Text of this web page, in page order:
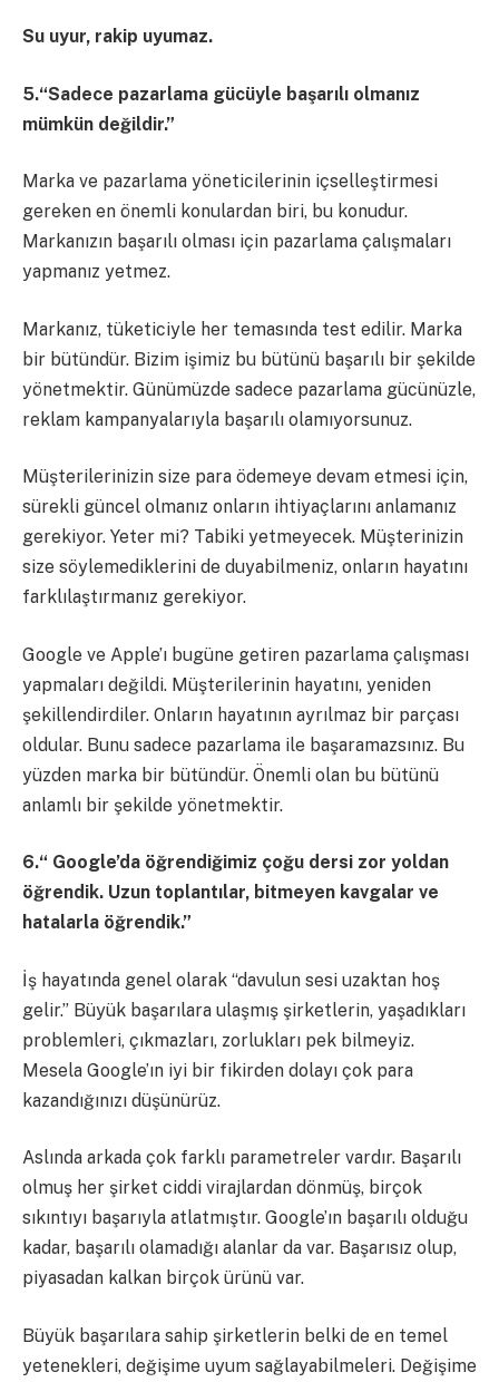
Su uyur, rakip uyumaz.
5.“Sadece pazarlama gücüyle başarılı olmanız
mümkün değildir.”
Marka ve pazarlama yöneticilerinin içselleştirmesi
gereken en önemli konulardan biri, bu konudur.
Markanızın başarılı olması için pazarlama çalışmaları
yapmanız yetmez.
Markanız, tüketiciyle her temasında test edilir. Marka
bir bütündür. Bizim işimiz bu bütünü başarılı bir şekilde
yönetmektir. Günümüzde sadece pazarlama gücünüzle,
reklam kampanyalarıyla başarılı olamıyorsunuz.
Müşterilerinizin size para ödemeye devam etmesi için,
sürekli güncel olmanız onların ihtiyaçlarını anlamanız
gerekiyor. Yeter mi? Tabiki yetmeyecek. Müşterinizin
size söylemediklerini de duyabilmeniz, onların hayatını
farklılaştırmanız gerekiyor.
Google ve Apple’ı bugüne getiren pazarlama çalışması
yapmaları değildi. Müşterilerinin hayatını, yeniden
şekillendirdiler. Onların hayatının ayrılmaz bir parçası
oldular. Bunu sadece pazarlama ile başaramazsınız. Bu
yüzden marka bir bütündür. Önemli olan bu bütünü
anlamlı bir şekilde yönetmektir.
6.“ Google’da öğrendiğimiz çoğu dersi zor yoldan
öğrendik. Uzun toplantılar, bitmeyen kavgalar ve
hatalarla öğrendik.”
İş hayatında genel olarak “davulun sesi uzaktan hoş
gelir.” Büyük başarılara ulaşmış şirketlerin, yaşadıkları
problemleri, çıkmazları, zorlukları pek bilmeyiz.
Mesela Google’ın iyi bir fikirden dolayı çok para
kazandığınızı düşünürüz.
Aslında arkada çok farklı parametreler vardır. Başarılı
olmuş her şirket ciddi virajlardan dönmüş, birçok
sıkıntıyı başarıyla atlatmıştır. Google’ın başarılı olduğu
kadar, başarılı olamadığı alanlar da var. Başarısız olup,
piyasadan kalkan birçok ürünü var.
Büyük başarılara sahip şirketlerin belki de en temel
yetenekleri, değişime uyum sağlayabilmeleri. Değişime